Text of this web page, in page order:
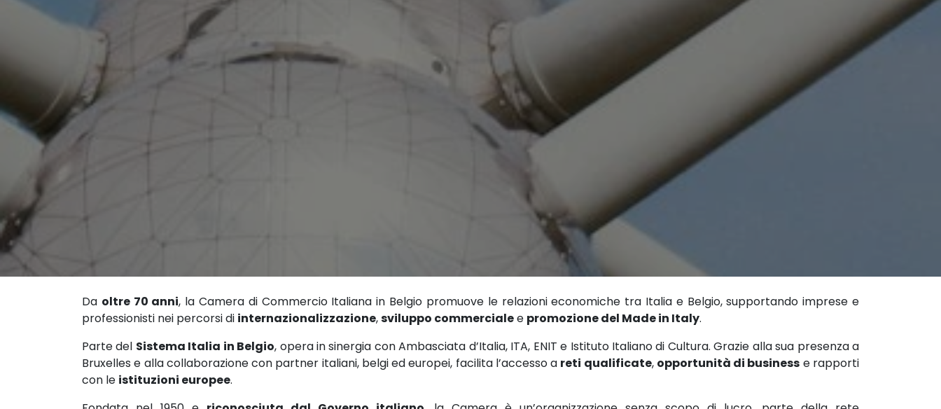
Da oltre 70 anni, la Camera di Commercio Italiana in Belgio promuove le relazioni economiche tra Italia e Belgio, supportando imprese e
professionisti nei percorsi di internazionalizzazione,sviluppo commercialee promozione del Made in Italy.
Parte del Sistema Italia in Belgio, opera in sinergia con Ambasciata d’Italia, ITA, ENIT e Istituto Italiano di Cultura. Grazie alla sua presenza a
Bruxelles e alla collaborazione con partner italiani, belgi ed europei, facilita l’accesso a reti qualificate, opportunità di business e rapporti
con le istituzioni europee.